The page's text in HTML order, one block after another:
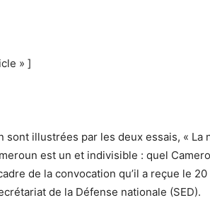
» ]
sont illustrées par les deux essais, « La
est un et indivisible : quel
de la convocation qu’il a reçue le
de la Défense nationale (SED).